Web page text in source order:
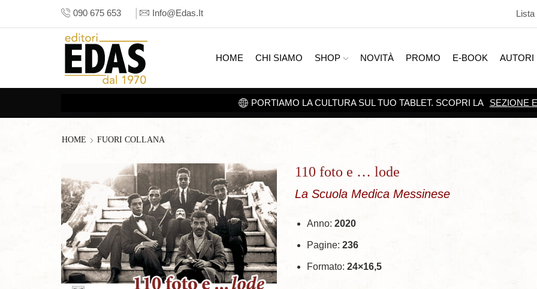
090 675 653 Info@edas.it Lista
HOME CHI SIAMO SHOP NOVITÀ PROMO E-BOOK AUTORI
PORTIAMO LA CULTURA SUL TUO TABLET. SCOPRI LA SEZIONE
HOME FUORI COLLANA
110 foto e … lode
La Scuola Medica Messinese
Anno: 2020
Pagine: 236
Formato: 24×16,5